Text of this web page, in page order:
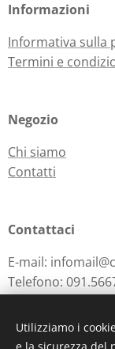
Informazioni
Informativa sulla
Termini e
Negozio
Chi siamo
Contatti
Contattaci
E-mail:
Telefono:
Utilizziamo i